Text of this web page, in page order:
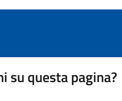
su questa pagina?